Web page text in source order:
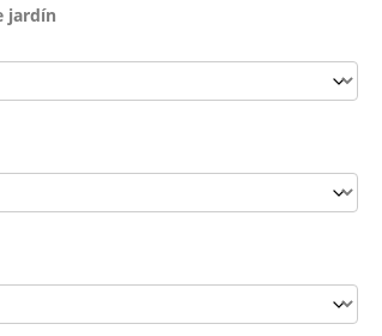
jardín